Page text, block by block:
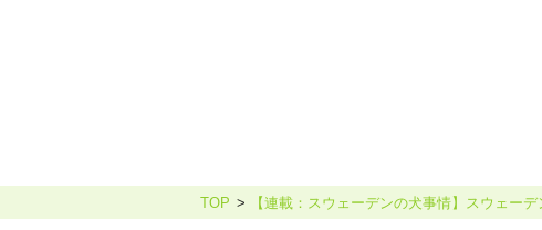
ホリスティックケア・カウンセラー養
TOP 【連載：スウェーデンの犬事情】スウェー